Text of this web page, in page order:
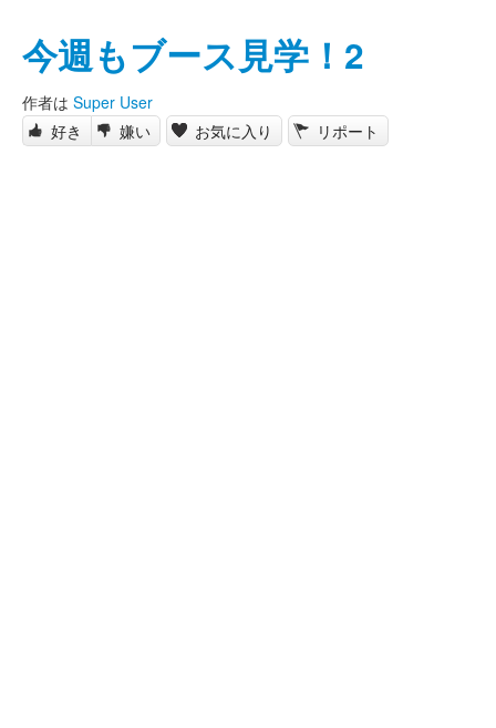
今週もブース見学！2
作者は Super User
好き
嫌い お気に入り リポート